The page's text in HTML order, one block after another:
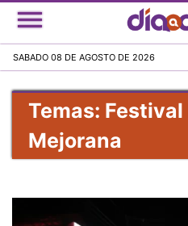
SABADO 08 DE AGOSTO DE 2026
Temas:
Mejorana